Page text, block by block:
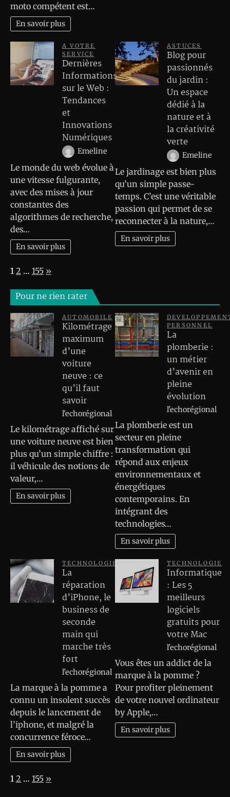
moto compétent est…
En savoir plus
A VOTRE
SERVICE
Dernières
Informations
sur le Web :
Tendances
et
Innovations
Numériques
Emeline
Le monde du web évolue à
une vitesse fulgurante,
avec des mises à jour
constantes des
algorithmes de recherche,
des…
En savoir plus
ASTUCES
Blog pour
passionnés
du jardin :
Un espace
dédié à la
nature et à
la créativité
verte
Emeline
Le jardinage est bien plus
qu’un simple passe-
temps. C’est une véritable
passion qui permet de se
reconnecter à la nature,…
En savoir plus
Page:
1 2 … 155 Next
»
Pour ne rien rater
AUTOMOBILE
Kilométrage
maximum
d’une
voiture
neuve : ce
qu’il faut
savoir
l'echorégional
Le kilométrage affiché sur
une voiture neuve est bien
plus qu’un simple chiffre :
il véhicule des notions de
valeur,…
En savoir plus
PERSONNEL
La
plomberie :
un métier
d’avenir en
pleine
évolution
l'echorégional
La plomberie est un
secteur en pleine
transformation qui
répond aux enjeux
environnementaux et
énergétiques
contemporains. En
intégrant des
technologies…
En savoir plus
TECHNOLOGIE
La
réparation
d’iPhone, le
business de
seconde
main qui
marche très
fort
l'echorégional
La marque à la pomme a
connu un insolent succès
depuis le lancement de
l’iphone, et malgré la
concurrence féroce…
En savoir plus
TECHNOLOGIE
Informatique
: Les 5
meilleurs
logiciels
gratuits pour
votre Mac
l'echorégional
Vous êtes un addict de la
marque à la pomme ?
Pour profiter pleinement
de votre nouvel ordinateur
by Apple,…
En savoir plus
Page:
1 2 … 155 Next
»